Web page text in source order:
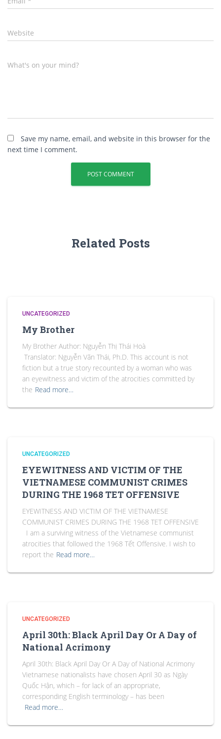
Website
What's on your mind?
Save my name, email, and website in this browser for the
next time I comment.
Related Posts
UNCATEGORIZED
My Brother
My Brother Author: Nguyễn Thị Thái Hoà
Translator: Nguyễn Văn Thái, Ph.D. This account is not
fiction but a true story recounted by a woman who was
an eyewitness and victim of the atrocities committed by
the Read more…
UNCATEGORIZED
EYEWITNESS AND VICTIM OF THE
VIETNAMESE COMMUNIST CRIMES
DURING THE 1968 TET OFFENSIVE
EYEWITNESS AND VICTIM OF THE VIETNAMESE
COMMUNIST CRIMES DURING THE 1968 TET OFFENSIVE
I am a surviving witness of the Vietnamese communist
atrocities that followed the 1968 Tết Offensive. I wish to
report the Read more…
UNCATEGORIZED
April 30th: Black April Day Or A Day of
National Acrimony
April 30th: Black April Day Or A Day of National Acrimony
Vietnamese nationalists have chosen April 30 as Ngày
Quốc Hận, which – for lack of an appropriate,
corresponding English terminology – has been
Read more…